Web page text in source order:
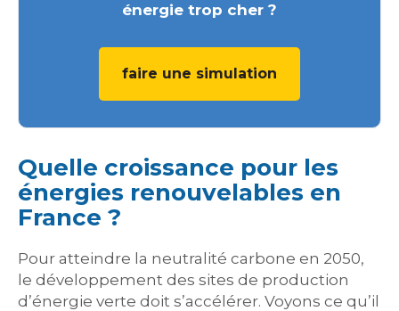
énergie trop cher ?
faire une simulation
Quelle croissance pour les
énergies renouvelables en
France ?
Pour atteindre la neutralité carbone en 2050,
le développement des sites de production
d’énergie verte doit s’accélérer. Voyons ce qu’il